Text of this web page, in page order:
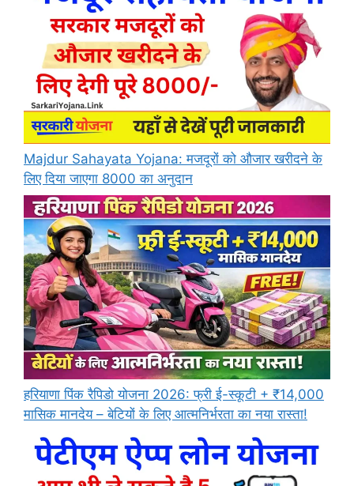
Majdur Sahayata Yojana: मजदूरों को औजार खरीदने के
लिए दिया जाएगा 8000 का अनुदान
हरियाणा पिंक रैपिडो योजना 2026: फ्री ई-स्कूटी + ₹14,000
मासिक मानदेय – बेटियों के लिए आत्मनिर्भरता का नया रास्ता!